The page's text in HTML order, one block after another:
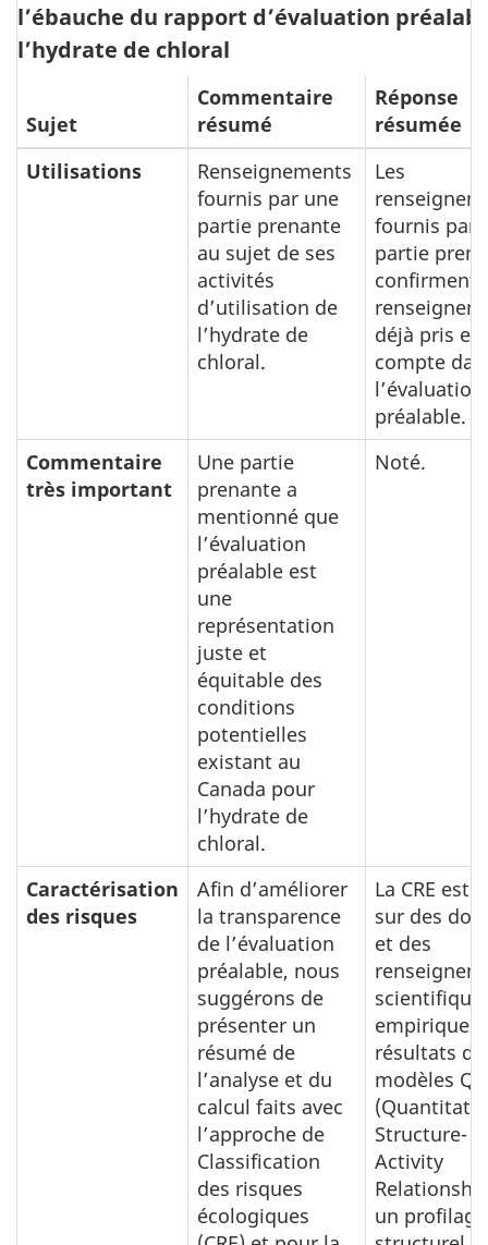
l’ébauche du rapport d’évaluation
l’hydrate de chloral
Sujet
Commentaire
résumé
Réponse
résumée
Utilisations
Renseignements
fournis par une
partie prenante
au sujet de ses
activités
d’utilisation de
l’hydrate de
chloral.
Les
fournis par
partie
confirment
déjà pris en
compte
l’évaluation
préalable.
Commentaire
très important
Une partie
prenante a
mentionné que
l’évaluation
préalable est
une
représentation
juste et
équitable des
conditions
potentielles
existant au
Canada pour
l’hydrate de
chloral.
Noté.
Caractérisation
des risques
Afin d’améliorer
la transparence
de l’évaluation
préalable, nous
suggérons de
présenter un
résumé de
l’analyse et du
calcul faits avec
l’approche de
Classification
des risques
écologiques
La CRE est
sur des
et des
résultats de
modèles
Structure-
Activity
un profilage